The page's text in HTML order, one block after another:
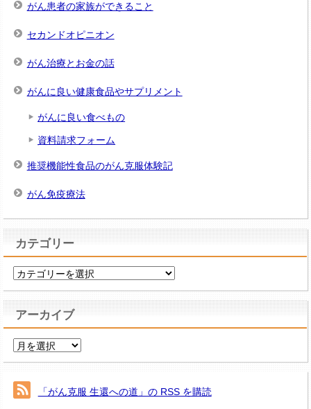
がん患者の家族ができること
セカンドオピニオン
がん治療とお金の話
がんに良い健康食品やサプリメント
がんに良い食べもの
資料請求フォーム
推奨機能性食品のがん克服体験記
がん免疫療法
カテゴリー
カ
ゴ
リ
ー
アーカイブ
ア
イ
ブ
「がん克服 生還への道」の RSS を購読